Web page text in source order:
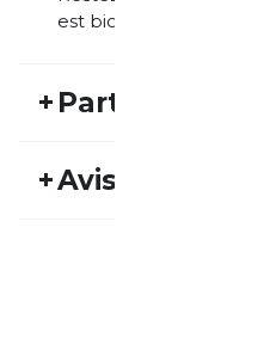
est biodégradable et
+ Particularités
+Avis
Personne n'a évalué